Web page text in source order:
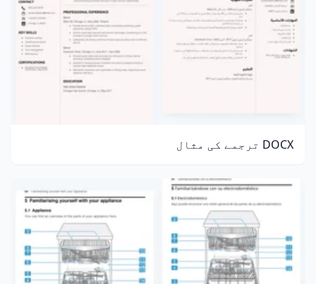
DOCX ترجمے کی مثال